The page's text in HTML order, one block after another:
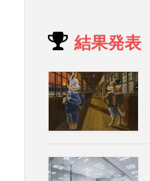
結果発表